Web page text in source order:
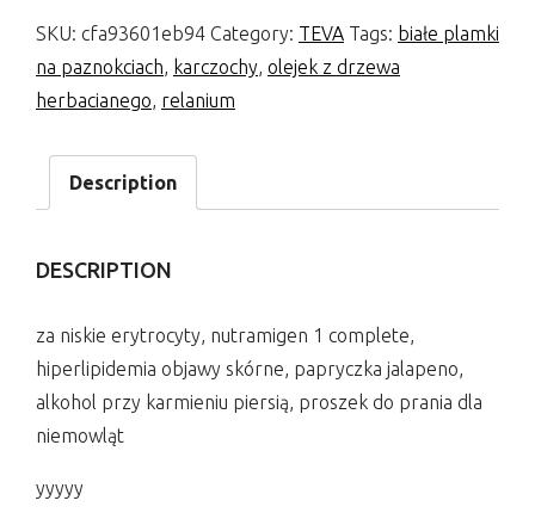
SKU: cfa93601eb94 Category: TEVA Tags: białe plamki
na paznokciach
karczochy olejek z drzewa
herbacianego relanium
Description
DESCRIPTION
za niskie erytrocyty, nutramigen 1 complete,
hiperlipidemia objawy skórne, papryczka jalapeno,
alkohol przy karmieniu piersią, proszek do prania dla
niemowląt
yyyyy